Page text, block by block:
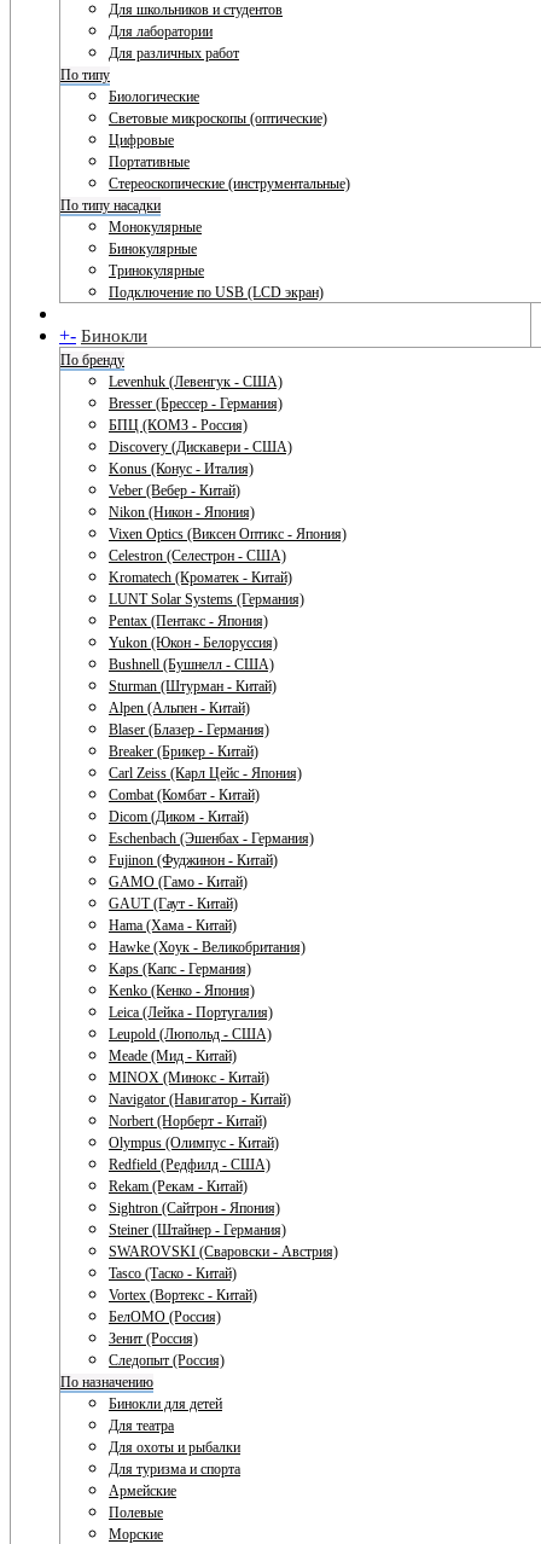
Для школьников и студентов
Для лаборатории
Для различных работ
По типу
Биологические
Световые микроскопы (оптические)
Цифровые
Портативные
Стереоскопические (инструментальные)
По типу насадки
Монокулярные
Бинокулярные
Тринокулярные
Подключение по USB (LCD экран)
+- Бинокли
По бренду
Levenhuk (Левенгук - США)
Bresser (Брессер - Германия)
БПЦ (КОМЗ - Россия)
Discovery (Дискавери - США)
Konus (Конус - Италия)
Veber (Вебер - Китай)
Nikon (Никон - Япония)
Vixen Optics (Виксен Оптикс - Япония)
Celestron (Селестрон - США)
Kromatech (Кроматек - Китай)
LUNT Solar Systems (Германия)
Pentax (Пентакс - Япония)
Yukon (Юкон - Белоруссия)
Bushnell (Бушнелл - США)
Sturman (Штурман - Китай)
Alpen (Альпен - Китай)
Blaser (Блазер - Германия)
Breaker (Брикер - Китай)
Carl Zeiss (Карл Цейс - Япония)
Combat (Комбат - Китай)
Dicom (Диком - Китай)
Eschenbach (Эшенбах - Германия)
Fujinon (Фуджинон - Китай)
GAMO (Гамо - Китай)
GAUT (Гаут - Китай)
Hama (Хама - Китай)
Hawke (Хоук - Великобритания)
Kaps (Капс - Германия)
Kenko (Кенко - Япония)
Leica (Лейка - Португалия)
Leupold (Люпольд - США)
Meade (Мид - Китай)
MINOX (Минокс - Китай)
Navigator (Навигатор - Китай)
Norbert (Норберт - Китай)
Olympus (Олимпус - Китай)
Redfield (Редфилд - США)
Rekam (Рекам - Китай)
Sightron (Сайтрон - Япония)
Steiner (Штайнер - Германия)
SWAROVSKI (Сваровски - Австрия)
Tasco (Таско - Китай)
Vortex (Вортекс - Китай)
БелОМО (Россия)
Зенит (Россия)
Следопыт (Россия)
По назначению
Бинокли для детей
Для театра
Для охоты и рыбалки
Для туризма и спорта
Армейские
Полевые
Морские